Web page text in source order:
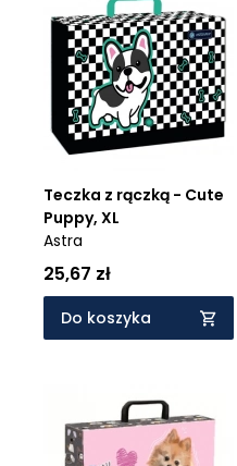
Teczka z rączką - Cute
Puppy, XL
Astra
25,67 zł
Do koszyka